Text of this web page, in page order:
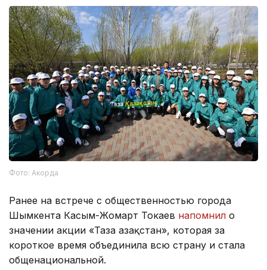
Фото: Акорда
Ранее на встрече с общественностью города
Шымкента Касым-Жомарт Токаев напомнил о
значении акции «Таза Қазақстан», которая за
короткое время объединила всю страну и стала
общенациональной.